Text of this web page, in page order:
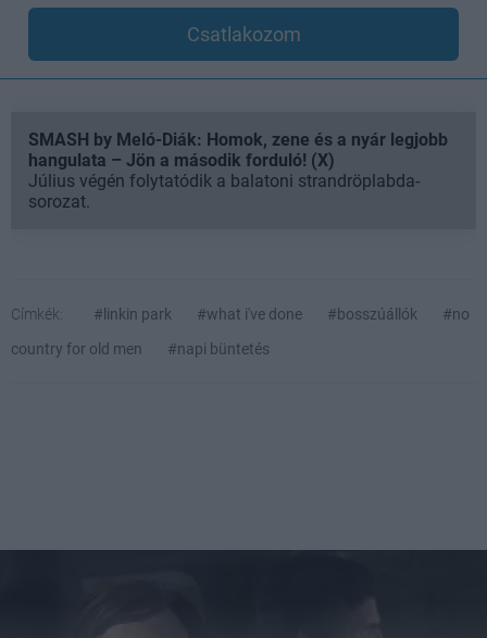
Csatlakozom
SMASH by Meló-Diák: Homok, zene és a nyár legjobb
hangulata – Jön a második forduló! (X)
Július végén folytatódik a balatoni strandröplabda-
sorozat.
Címkék: #linkin park #what i've done #bosszúállók
#no
country for old men
#napi büntetés